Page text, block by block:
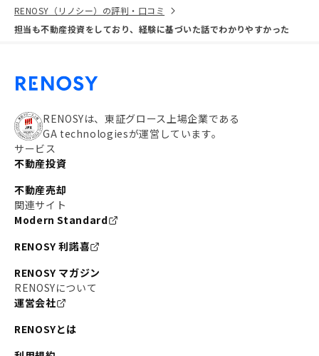
RENOSY（リノシー）の評判・口コミ
担当も不動産投資をしており、経験に基づいた話でわかりやすかった
RENOSYは、東証グロース上場企業である
GA technologiesが運営しています。
サービス
不動産投資
不動産売却
関連サイト
Modern Standard
RENOSY 利諾喜
RENOSY マガジン
RENOSYについて
運営会社
RENOSYとは